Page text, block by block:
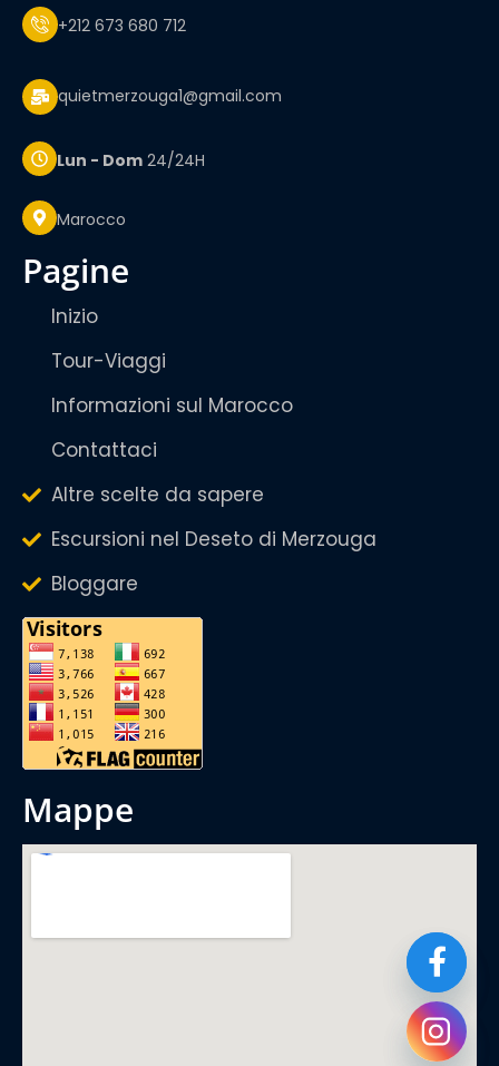
+212 673 680 712
quietmerzouga1@gmail.com
Lun - Dom 24/24H
Marocco
pagine
Inizio
Tour-Viaggi
Informazioni sul Marocco
Contattaci
Altre scelte da sapere
Escursioni nel Deseto di Merzouga
Bloggare
mappe